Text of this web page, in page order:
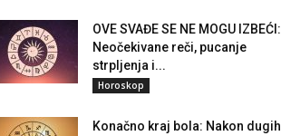
OVE SVAĐE SE NE MOGU IZBEĆI:
Neočekivane reči, pucanje
strpljenja i...
Horoskop
Konačno kraj bola: Nakon dugih